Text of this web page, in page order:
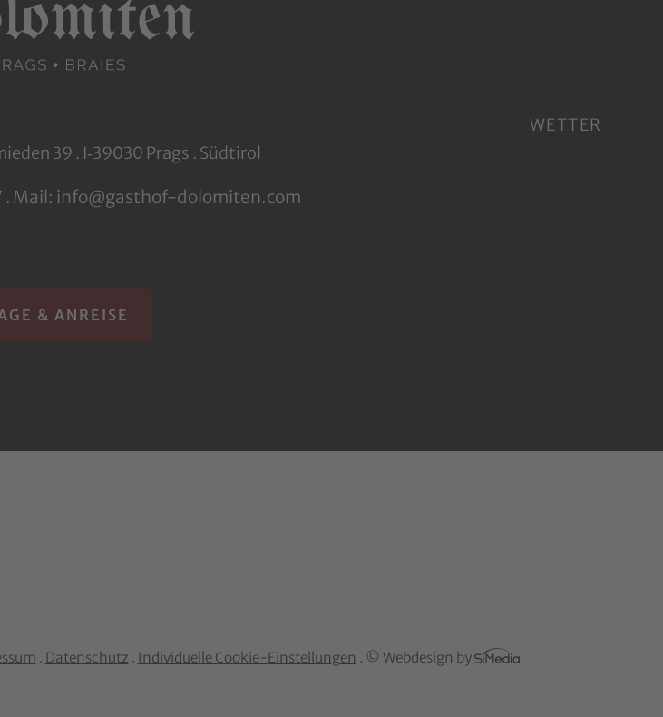
39 . I‑39030 Prags . Südtirol
. Mail: info@gasthof-dolomiten.com
& ANREISE
WETTER
. Datenschutz . Individuelle Cookie-Einstellungen . © Webdesign by